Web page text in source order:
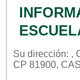
Su dirección: ,
CP 81900,